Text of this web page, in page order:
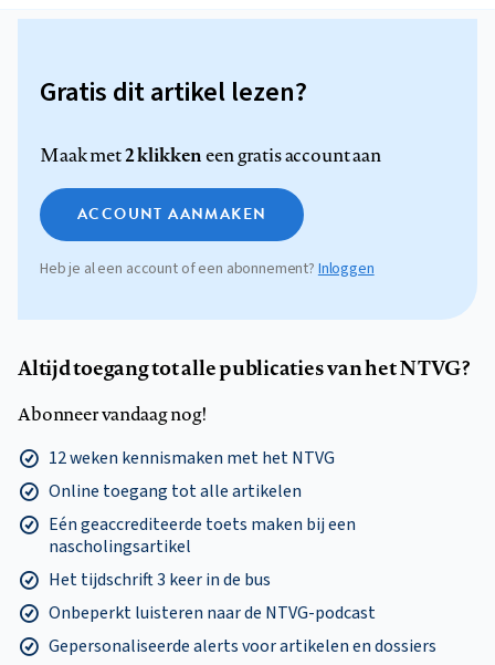
Gratis dit artikel lezen?
Maak met2 klikkeneen gratis account aan
ACCOUNT AANMAKEN
Heb je al een account of een abonnement? Inloggen
Altijd toegang tot alle publicaties van het NTVG?
Abonneer vandaag nog!
12 weken kennismaken met het NTVG
Online toegang tot alle artikelen
Eén geaccrediteerde toets maken bij een
nascholingsartikel
Het tijdschrift 3 keer in de bus
Onbeperkt luisteren naar de NTVG-podcast
Gepersonaliseerde alerts voor artikelen en dossiers